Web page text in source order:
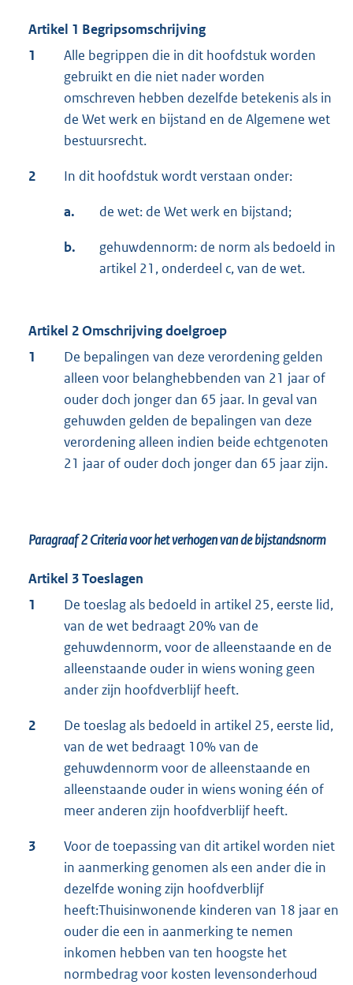
Artikel 1 Begripsomschrijving
1
Alle begrippen die in dit hoofdstuk worden
gebruikt en die niet nader worden
omschreven hebben dezelfde betekenis als in
de Wet werk en bijstand en de Algemene wet
bestuursrecht.
2 In dit hoofdstuk wordt verstaan onder:
a. de wet: de Wet werk en bijstand;
b.
gehuwdennorm: de norm als bedoeld in
artikel 21, onderdeel c, van de wet.
Artikel 2 Omschrijving doelgroep
1
De bepalingen van deze verordening gelden
alleen voor belanghebbenden van 21 jaar of
ouder doch jonger dan 65 jaar. In geval van
gehuwden gelden de bepalingen van deze
verordening alleen indien beide echtgenoten
21 jaar of ouder doch jonger dan 65 jaar zijn.
Paragraaf 2Criteria voor het verhogen van de bijstandsnorm
Artikel 3 Toeslagen
1
De toeslag als bedoeld in artikel 25, eerste lid,
van de wet bedraagt 20% van de
gehuwdennorm, voor de alleenstaande en de
alleenstaande ouder in wiens woning geen
ander zijn hoofdverblijf heeft.
2
De toeslag als bedoeld in artikel 25, eerste lid,
van de wet bedraagt 10% van de
gehuwdennorm voor de alleenstaande en
alleenstaande ouder in wiens woning één of
meer anderen zijn hoofdverblijf heeft.
3
Voor de toepassing van dit artikel worden niet
in aanmerking genomen als een ander die in
dezelfde woning zijn hoofdverblijf
heeft:Thuisinwonende kinderen van 18 jaar en
ouder die een in aanmerking te nemen
inkomen hebben van ten hoogste het
normbedrag voor kosten levensonderhoud